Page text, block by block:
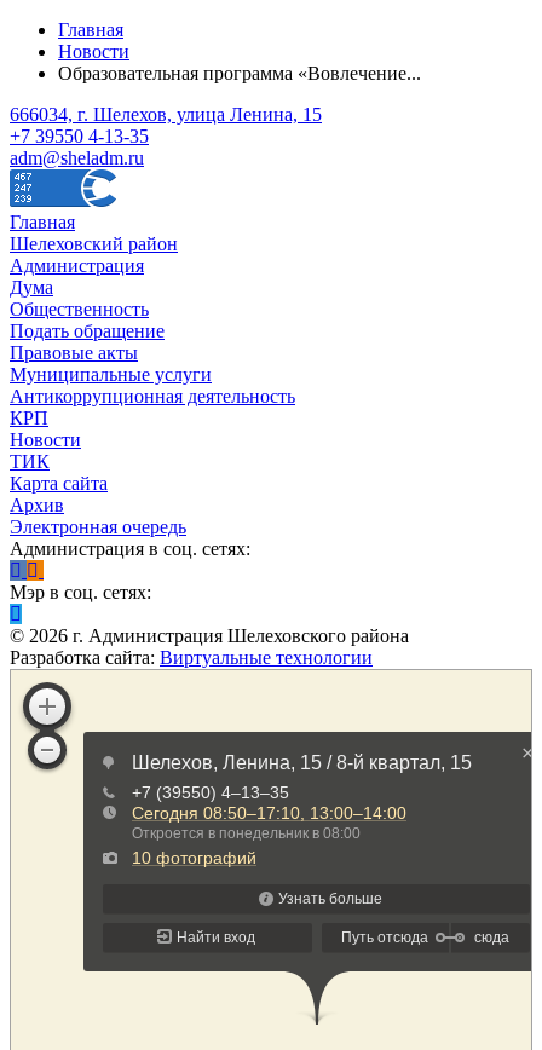
Главная
Новости
Образовательная программа «Вовлечение...
666034, г. Шелехов, улица Ленина, 15
+7 39550 4-13-35
adm@sheladm.ru
Главная
Шелеховский район
Администрация
Дума
Общественность
Подать обращение
Правовые акты
Муниципальные услуги
Антикоррупционная деятельность
КРП
Новости
ТИК
Карта сайта
Архив
Электронная очередь
Администрация в соц. сетях:
Мэр в соц. сетях:
© 2026 г. Администрация Шелеховского района
Разработка сайта: Виртуальные технологии